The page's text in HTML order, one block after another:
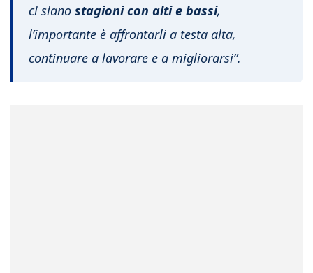
ci siano stagioni con alti e bassi,
l’importante è affrontarli a testa alta,
continuare a lavorare e a migliorarsi”.